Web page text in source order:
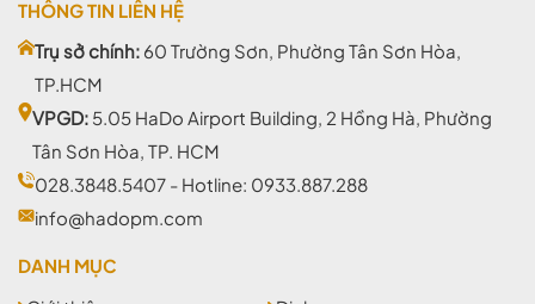
THÔNG TIN LIÊN HỆ
Trụ sở chính: 60 Trường Sơn, Phường Tân Sơn Hòa,
TP.HCM
VPGD: 5.05 HaDo Airport Building, 2 Hồng Hà, Phường
Tân Sơn Hòa, TP. HCM
028.3848.5407 - Hotline: 0933.887.288
info@hadopm.com
DANH MỤC